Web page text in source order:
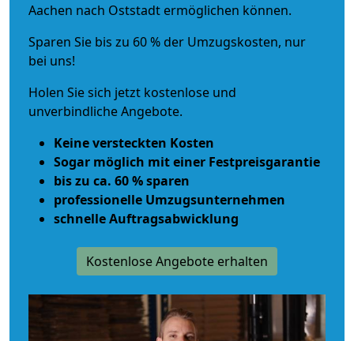
Aachen nach Oststadt ermöglichen können.
Sparen Sie bis zu 60 % der Umzugskosten, nur
bei uns!
Holen Sie sich jetzt kostenlose und
unverbindliche Angebote.
Keine versteckten Kosten
Sogar möglich mit einer Festpreisgarantie
bis zu ca. 60 % sparen
professionelle Umzugsunternehmen
schnelle Auftragsabwicklung
Kostenlose Angebote erhalten